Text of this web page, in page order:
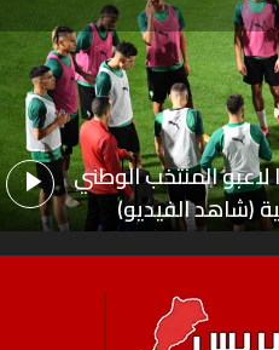
المنتخب الوطني
(شاهد الفيديو)